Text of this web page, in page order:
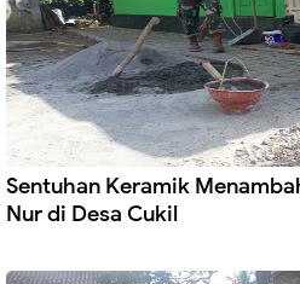
Sentuhan Keramik
Nur di Desa Cukil